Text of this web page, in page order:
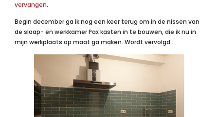
vervangen.
Begin december ga ik nog een keer terug om in de nissen van
de slaap- en werkkamer Pax kasten in te bouwen, die ik nu in
mijn werkplaats op maat ga maken. Wordt vervolgd…